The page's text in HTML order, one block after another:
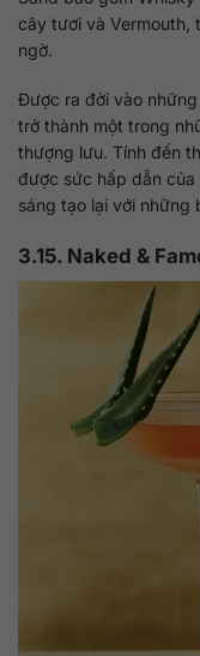
cây tươi và Vermouth,
ngờ.
Được ra đời vào những
trở thành một trong
thượng lưu. Tính đến
được sức hấp dẫn
sáng tạo lại với những
3.15. Naked &